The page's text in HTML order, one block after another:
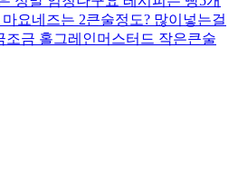
요네즈는 2큰술정도? 많이넣는걸
조금 홀그레인머스터드 작은큰술